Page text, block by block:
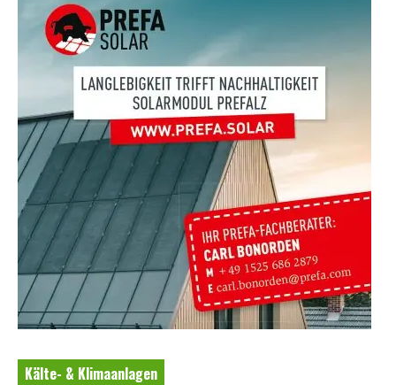
Kälte- & Klimaanlagen